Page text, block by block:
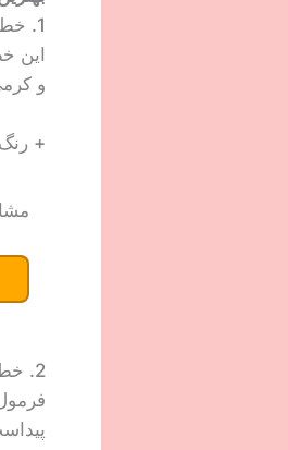
1. خط چشم ژلی رد اند بلک مدل Aqua
این
و
+
2. خط چشم لابلا جیوانی
پیداست، این